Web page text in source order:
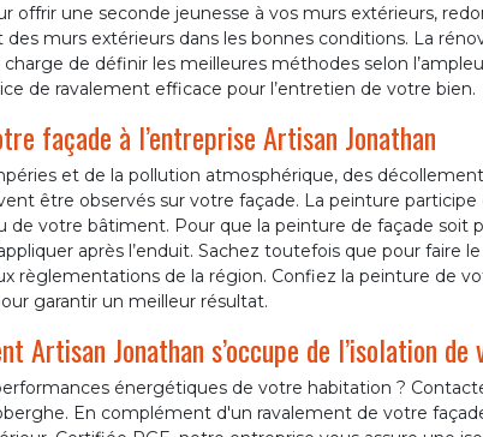
offrir une seconde jeunesse à vos murs extérieurs,
murs extérieurs dans les bonnes conditions. La
de définir les meilleures méthodes selon
de ravalement efficace pour l’entretien de votre bien.
façade à l’entreprise Artisan Jonathan
et de la pollution atmosphérique, des
être observés sur votre façade. La peinture participe
de votre bâtiment. Pour que la peinture de façade soit
après l’enduit. Sachez toutefois que pour faire
règlementations de la région. Confiez la peinture de
garantir un meilleur résultat.
Artisan Jonathan s’occupe de l’isolation
énergétiques de votre habitation ?
En complément d'un ravalement de votre